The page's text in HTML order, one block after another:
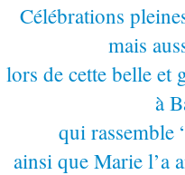
Célébrations
mais
lors de cette belle et
à
qui rassemble
ainsi que Marie l’a